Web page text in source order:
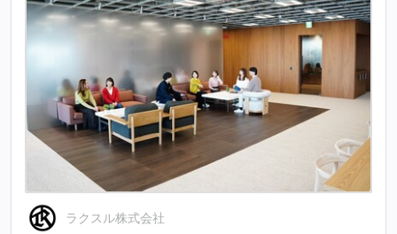
ラクスル株式会社